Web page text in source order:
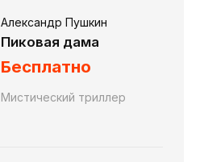
Александр Пушкин
Пиковая дама
Бесплатно
Мистический триллер